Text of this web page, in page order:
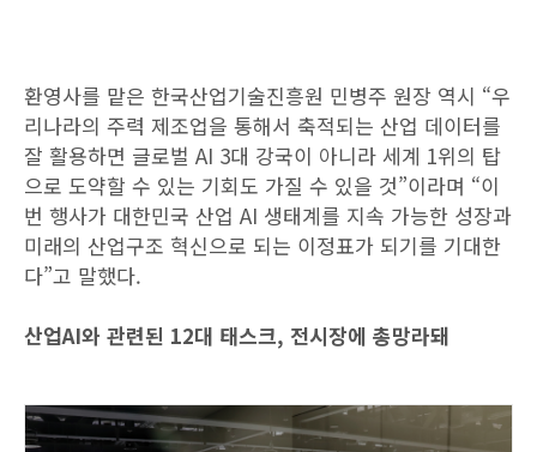
환영사를 맡은 한국산업기술진흥원 민병주 원장 역시 “우
리나라의 주력 제조업을 통해서 축적되는 산업 데이터를
잘 활용하면 글로벌 AI 3대 강국이 아니라 세계 1위의 탑
으로 도약할 수 있는 기회도 가질 수 있을 것”이라며 “이
번 행사가 대한민국 산업 AI 생태계를 지속 가능한 성장과
미래의 산업구조 혁신으로 되는 이정표가 되기를 기대한
다”고 말했다.
산업AI와 관련된 12대 태스크, 전시장에 총망라돼